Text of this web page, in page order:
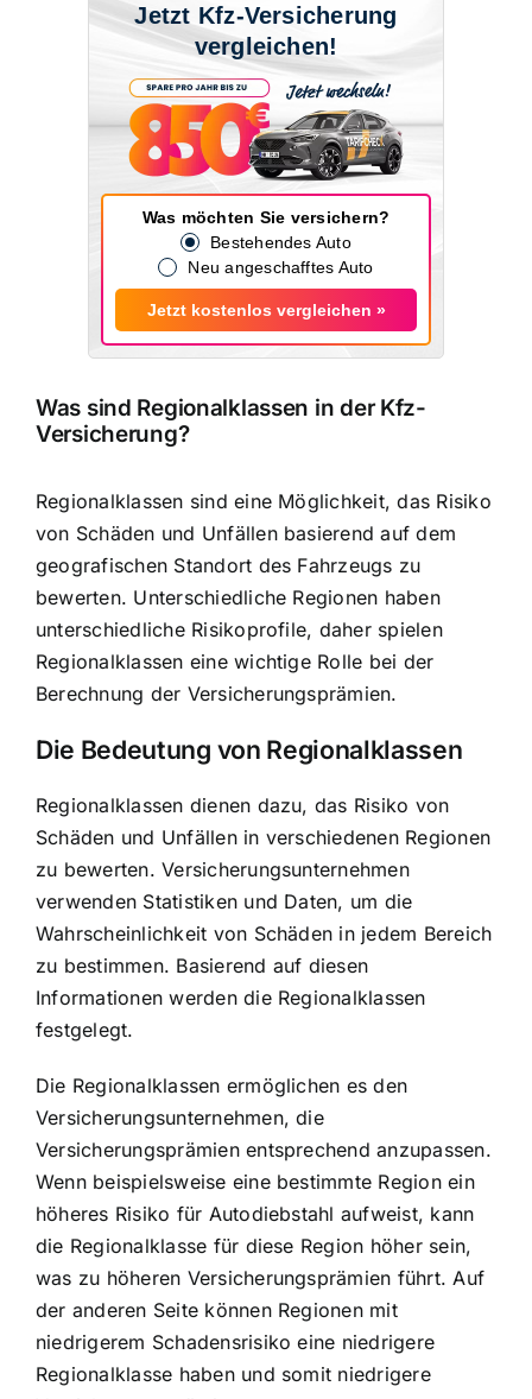
Jetzt Kfz-Versicherung
vergleichen!
Was möchten Sie versichern?
Bestehendes Auto
Neu angeschafftes Auto
Jetzt kostenlos vergleichen »
Was sind Regionalklassen in der Kfz-
Versicherung?
Regionalklassen sind eine Möglichkeit, das Risiko
von Schäden und Unfällenbasierend auf dem
geografischen Standort des Fahrzeugs zu
bewerten. Unterschiedliche Regionen haben
unterschiedliche Risikoprofile, daher spielen
Regionalklassen eine wichtige Rolle bei der
Berechnung der Versicherungsprämien.
Die Bedeutung von Regionalklassen
Regionalklassen dienen dazu, das Risiko von
Schäden und Unfällen in verschiedenen Regionen
zu bewerten. Versicherungsunternehmen
verwenden Statistiken und Daten, um die
Wahrscheinlichkeit von Schäden in jedem Bereich
zu bestimmen. Basierend auf diesen
Informationen werden die Regionalklassen
festgelegt.
Die Regionalklassen ermöglichen es den
Versicherungsunternehmen, die
Versicherungsprämien entsprechend anzupassen.
Wenn beispielsweise eine bestimmte Region ein
höheres Risiko für Autodiebstahl aufweist, kann
die Regionalklasse für diese Region höher sein,
was zu höheren Versicherungsprämien führt. Auf
der anderen Seite können Regionen mit
niedrigerem Schadensrisiko eine niedrigere
Regionalklasse haben und somit niedrigere